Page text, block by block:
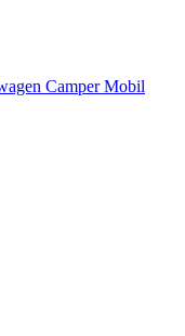
Camper Mobil